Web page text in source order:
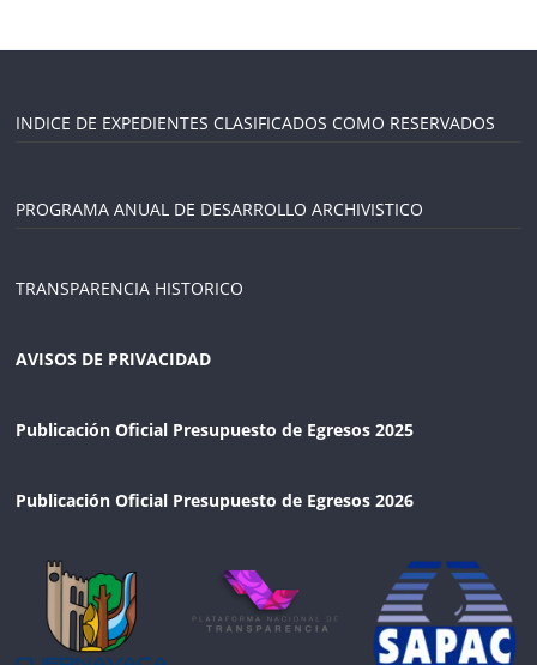
INDICE DE EXPEDIENTES CLASIFICADOS COMO RESERVADOS
PROGRAMA ANUAL DE DESARROLLO ARCHIVISTICO
TRANSPARENCIA HISTORICO
AVISOS DE PRIVACIDAD
Publicación Oficial Presupuesto de Egresos 2025
Publicación Oficial Presupuesto de Egresos 2026